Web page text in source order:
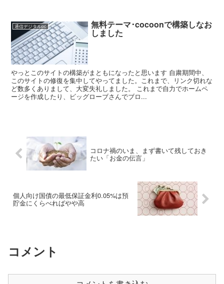
通信デジタルpc 無料テーマ･cocoonで構築しなお
しました
やっとこのサイトの構築がまともになったと思います 自粛期間中、
このサイトの修復を集中してやってました。これまで、リンク切れな
ど数多くありまして、大変失礼しました。 これまで自力でホームペ
ージを作成したり、ビッグローブさんでブロ...
コロナ禍のいま、まず書いて残しておき
たい「お金の伝言」
個人向け国債の最低保証金利0.05%は預
貯金にくらべればやや高
コメント